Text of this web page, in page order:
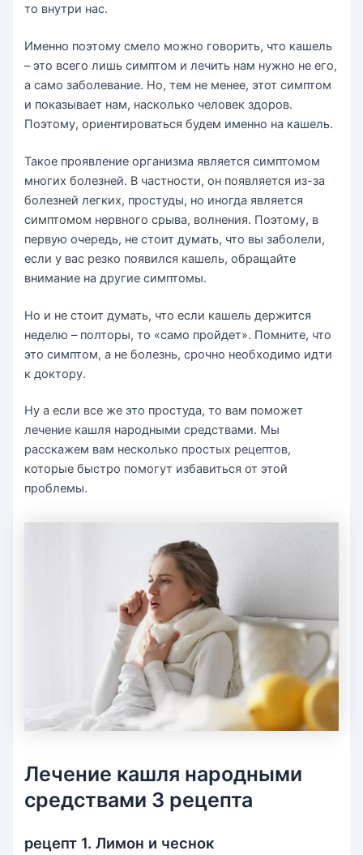
то внутри нас.
Именно поэтому смело можно говорить, что кашель
– это всего лишь симптом и лечить нам нужно не его,
а само заболевание. Но, тем не менее, этот симптом
и показывает нам, насколько человек здоров.
Поэтому, ориентироваться будем именно на кашель.
Такое проявление организма является симптомом
многих болезней. В частности, он появляется из-за
болезней легких, простуды, но иногда является
симптомом нервного срыва, волнения. Поэтому, в
первую очередь, не стоит думать, что вы заболели,
если у вас резко появился кашель, обращайте
внимание на другие симптомы.
Но и не стоит думать, что если кашель держится
неделю – полторы, то «само пройдет». Помните, что
это симптом, а не болезнь, срочно необходимо идти
к доктору.
Ну а если все же это простуда, то вам поможет
лечение кашля народными средствами. Мы
расскажем вам несколько простых рецептов,
которые быстро помогут избавиться от этой
проблемы.
Лечение кашля народными
средствами 3 рецепта
рецепт 1. Лимон и чеснок